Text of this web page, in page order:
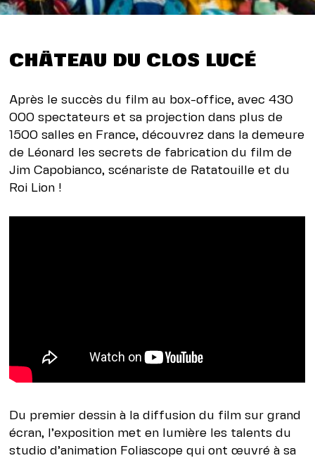
CHÂTEAU DU CLOS LUCÉ
Après le succès du film au box-office, avec 430
000 spectateurs et sa projection dans plus de
1500 salles en France, découvrez dans la demeure
de Léonard les secrets de fabrication du film de
Jim Capobianco, scénariste de Ratatouille et du
Roi Lion !
Du premier dessin à la diffusion du film sur grand
écran, l’exposition met en lumière les talents du
studio d’animation Foliascope qui ont œuvré à sa